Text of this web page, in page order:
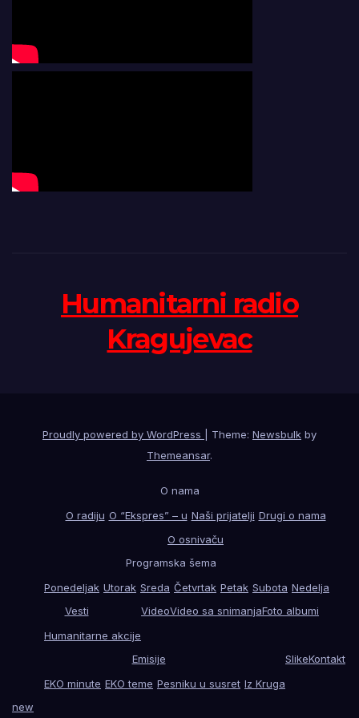
Humanitarni radio
Kragujevac
Proudly powered by WordPress Theme: Newsbulk by
Themeansar.
O nama
O radiju O “Ekspres” – u Naši prijatelji Drugi o nama
O osnivaču
Programska šema
Ponedeljak Utorak Sreda Četvrtak Petak Subota Nedelja
Vesti
Humanitarne akcije
VideoVideo sa snimanjaFoto albumi
Emisije
EKO minute EKO teme Pesniku u susret Iz Kruga
SlikeKontakt
new